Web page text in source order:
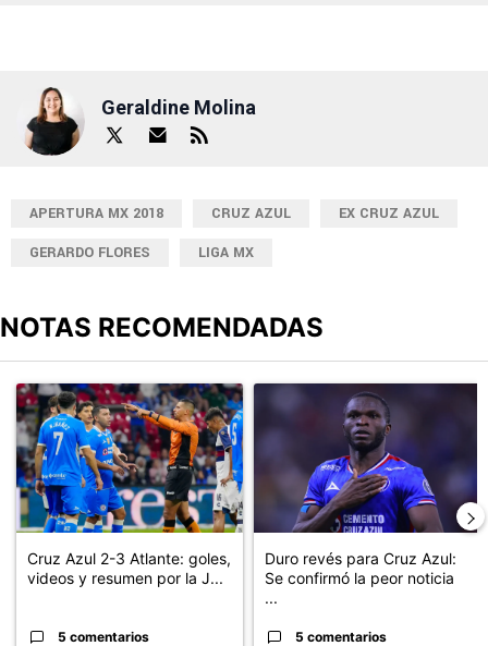
Geraldine Molina
APERTURA MX 2018 CRUZ AZUL
EX CRUZ AZUL
GERARDO FLORES
LIGA MX
NOTAS RECOMENDADAS
Un artículo de tendencia con el título "Cruz Azul 2-3 Atlante:
Cruz Azul 2-3 Atlante: goles,
videos y resumen por la J...
5 comentarios
Un artículo de tendencia con
Duro revés para Cruz Azul:
Se confirmó la peor noticia
...
5 comentarios